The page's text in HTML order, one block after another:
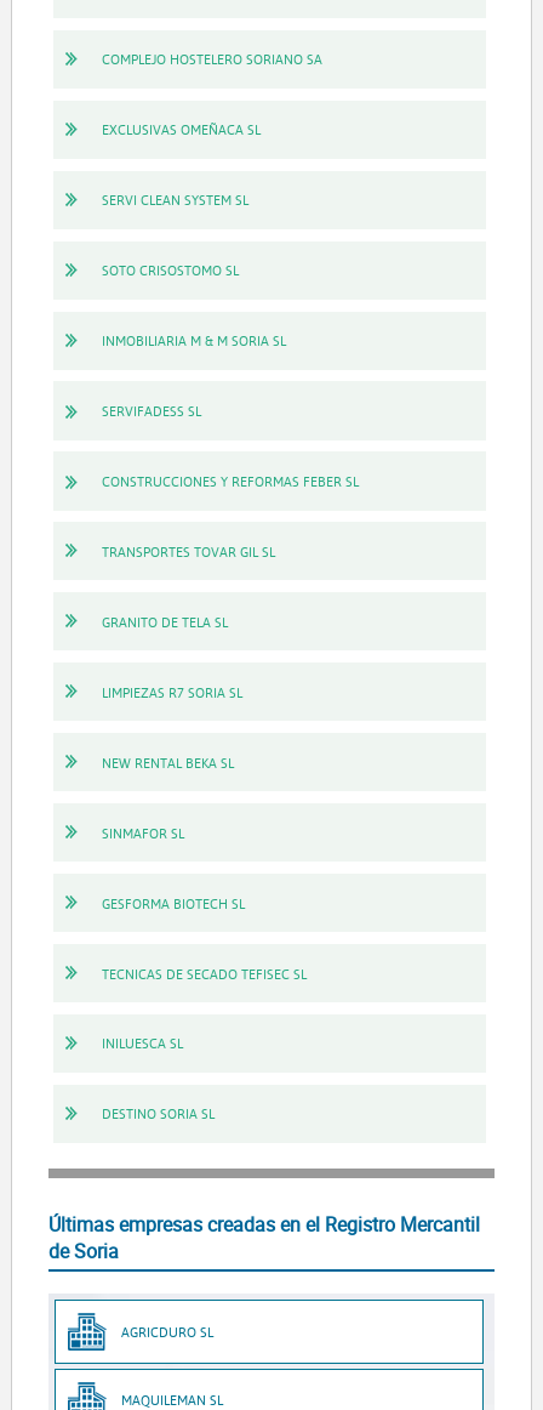
COMPLEJO HOSTELERO SORIANO SA
EXCLUSIVAS OMEÑACA SL
SERVI CLEAN SYSTEM SL
SOTO CRISOSTOMO SL
INMOBILIARIA M & M SORIA SL
SERVIFADESS SL
CONSTRUCCIONES Y REFORMAS FEBER SL
TRANSPORTES TOVAR GIL SL
GRANITO DE TELA SL
LIMPIEZAS R7 SORIA SL
NEW RENTAL BEKA SL
SINMAFOR SL
GESFORMA BIOTECH SL
TECNICAS DE SECADO TEFISEC SL
INILUESCA SL
DESTINO SORIA SL
Últimas empresas creadas en el Registro Mercantil
de Soria
AGRICDURO SL
MAQUILEMAN SL